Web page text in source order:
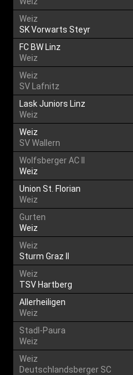
Weiz
SK Vorwarts Steyr
FC BW Linz
Weiz
Weiz
SV Lafnitz
Lask Juniors Linz
Weiz
Weiz
SV Wallern
Wolfsberger AC II
Weiz
Union St. Florian
Weiz
Gurten
Weiz
Weiz
Sturm Graz II
Weiz
TSV Hartberg
Allerheiligen
Weiz
Stadl-Paura
Weiz
Weiz
Deutschlandsberger SC